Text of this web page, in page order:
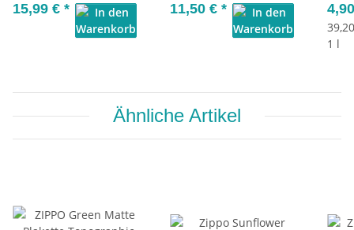
15,99 € * 11,50 € *
1 l
Ähnliche Artikel